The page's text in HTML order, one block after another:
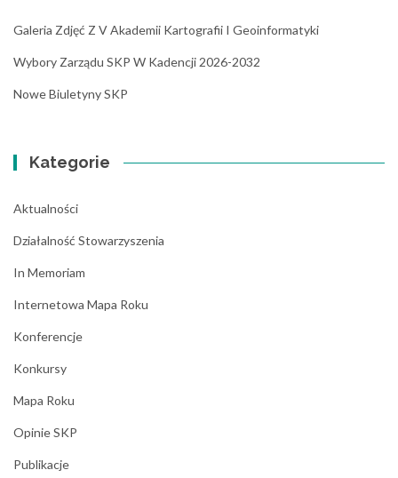
Galeria Zdjęć Z V Akademii Kartografii I Geoinformatyki
Wybory Zarządu SKP W Kadencji 2026-2032
Nowe Biuletyny SKP
Kategorie
Aktualności
Działalność Stowarzyszenia
In Memoriam
Internetowa Mapa Roku
Konferencje
Konkursy
Mapa Roku
Opinie SKP
Publikacje